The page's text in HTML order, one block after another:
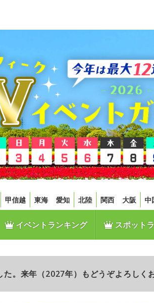
甲信越 東海 愛知 北陸 関西 大阪 中
イベントランキング スポット
。来年（2027年）もどうぞよろしく